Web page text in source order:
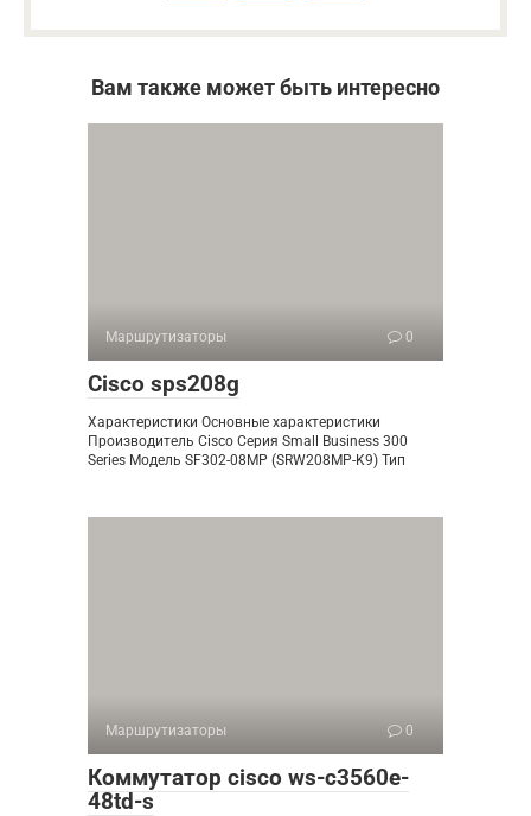
Вам также может быть интересно
Маршрутизаторы 0
Cisco sps208g
Характеристики Основные характеристики
Производитель Cisco Серия Small Business 300
Series Модель SF302-08MP (SRW208MP-K9) Тип
Маршрутизаторы 0
Коммутатор cisco ws-c3560e-
48td-s